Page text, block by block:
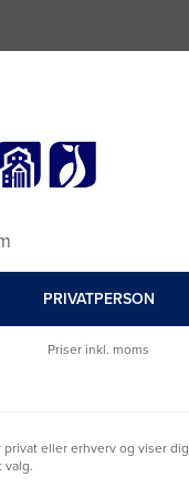
PRIVATPERSON
Priser inkl. moms
eller erhverv og viser
valg.